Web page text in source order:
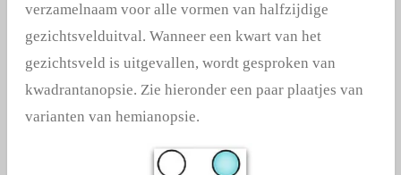
verzamelnaam voor alle vormen van halfzijdige
gezichtsvelduitval. Wanneer een kwart van het
gezichtsveld is uitgevallen, wordt gesproken van
kwadrantanopsie. Zie hieronder een paar plaatjes van
varianten van hemianopsie.